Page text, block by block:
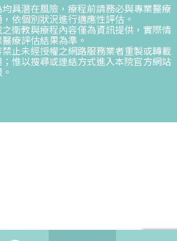
具潛在風險，療程前請務必與專業醫療
依個別狀況進行適應性評估。
衛教與療程內容僅為資訊提供，實際情
療評估結果為準。
止未經授權之網路服務業者重製或轉載
惟以搜尋或連結方式進入本院官方網站